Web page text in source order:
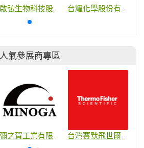
啟弘生物科技股份有限公司 台耀化學股份有限公司
人氣參展商專區
彌之賀工業有限公司 台灣賽默飛世爾科技股份有限公司